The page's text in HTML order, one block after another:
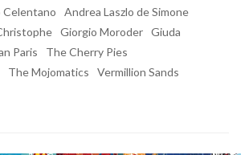
Celentano
Andrea Laszlo de Simone
Giorgio Moroder Giuda
Paris
The Cherry Pies
The Mojomatics Vermillion Sands